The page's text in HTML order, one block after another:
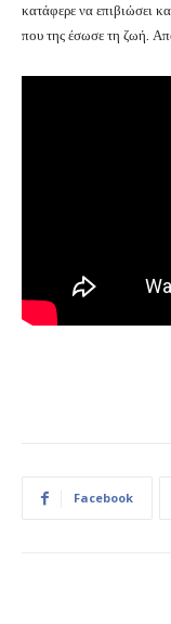
κατάφερε να επιβιώσει
που της έσωσε τη ζωή.
Facebook